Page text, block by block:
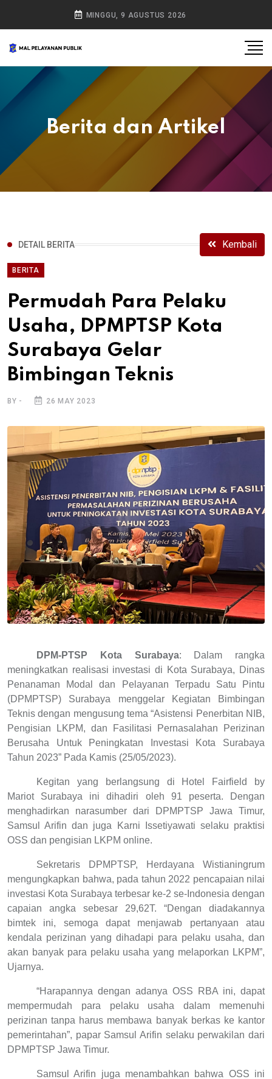
MINGGU, 9 AGUSTUS 2026
Berita dan Artikel
DETAIL BERITA Kembali
BERITA
Permudah Para Pelaku
Usaha, DPMPTSP Kota
Surabaya Gelar
Bimbingan Teknis
BY - 26 MAY 2023
DPM-PTSP Kota Surabaya: Dalam rangka
meningkatkan realisasi investasi di Kota Surabaya, Dinas
Penanaman Modal dan Pelayanan Terpadu Satu Pintu
(DPMPTSP) Surabaya menggelar Kegiatan Bimbingan
Teknis dengan mengusung tema “Asistensi Penerbitan NIB,
Pengisian LKPM, dan Fasilitasi Pernasalahan Perizinan
Berusaha Untuk Peningkatan Investasi Kota Surabaya
Tahun 2023” Pada Kamis (25/05/2023).
Kegitan yang berlangsung di Hotel Fairfield by
Mariot Surabaya ini dihadiri oleh 91 peserta. Dengan
menghadirkan narasumber dari DPMPTSP Jawa Timur,
Samsul Arifin dan juga Karni Issetiyawati selaku praktisi
OSS dan pengisian LKPM online.
Sekretaris DPMPTSP, Herdayana Wistianingrum
mengungkapkan bahwa, pada tahun 2022 pencapaian nilai
investasi Kota Surabaya terbesar ke-2 se-Indonesia dengan
capaian angka sebesar 29,62T. “Dengan diadakannya
bimtek ini, semoga dapat menjawab pertanyaan atau
kendala perizinan yang dihadapi para pelaku usaha, dan
akan banyak para pelaku usaha yang melaporkan LKPM”,
Ujarnya.
“Harapannya dengan adanya OSS RBA ini, dapat
mempermudah para pelaku usaha dalam memenuhi
perizinan tanpa harus membawa banyak berkas ke kantor
pemerintahan”, papar Samsul Arifin selaku perwakilan dari
DPMPTSP Jawa Timur.
Samsul Arifin juga menambahkan bahwa OSS ini